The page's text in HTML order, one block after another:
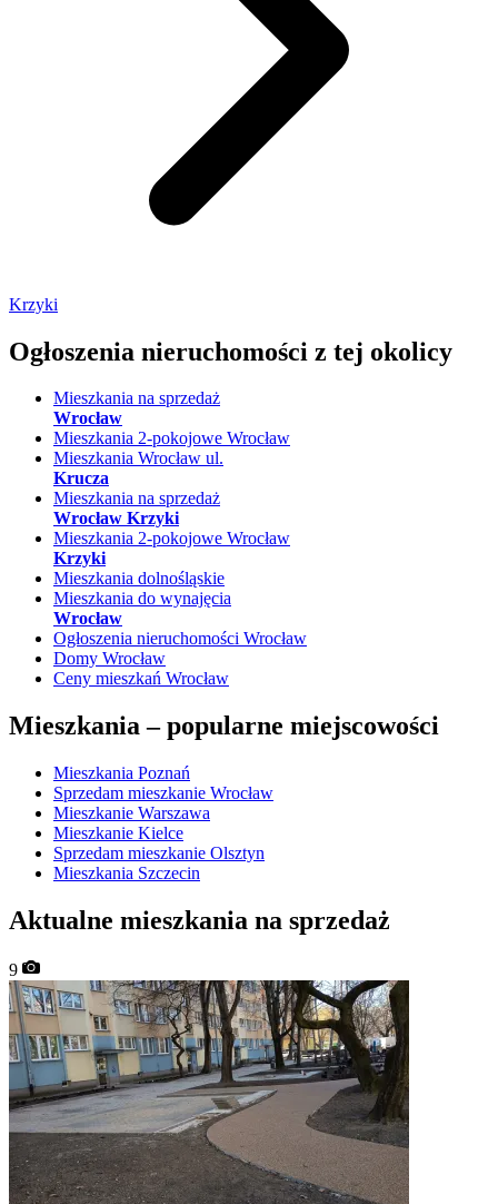
Krzyki
Ogłoszenia nieruchomości z tej okolicy
Mieszkania na sprzedaż
Wrocław
Mieszkania 2-pokojowe Wrocław
Mieszkania Wrocław ul.
Krucza
Mieszkania na sprzedaż
Wrocław Krzyki
Mieszkania 2-pokojowe Wrocław
Krzyki
Mieszkania dolnośląskie
Mieszkania do wynajęcia
Wrocław
Ogłoszenia nieruchomości Wrocław
Domy Wrocław
Ceny mieszkań Wrocław
Mieszkania –popularne miejscowości
Mieszkania Poznań
Sprzedam mieszkanie Wrocław
Mieszkanie Warszawa
Mieszkanie Kielce
Sprzedam mieszkanie Olsztyn
Mieszkania Szczecin
Aktualne mieszkania na sprzedaż
9